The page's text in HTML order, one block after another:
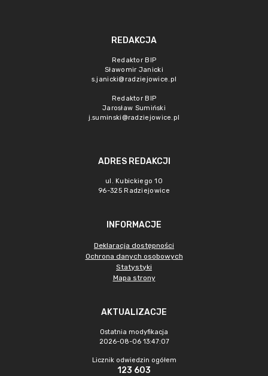
REDAKCJA
Redaktor BIP
Sławomir Janicki
s.janicki@radziejowice.pl
Redaktor BIP
Jarosław Sumiński
j.suminski@radziejowice.pl
ADRES REDAKCJI
ul. Kubickiego 10
96-325 Radziejowice
INFORMACJE
Deklaracja dostępności
Ochrona danych osobowych
Statystyki
Mapa strony
AKTUALIZACJE
Ostatnia modyfikacja
2026-08-06 13:47:07
Licznik odwiedzin ogółem
123 603